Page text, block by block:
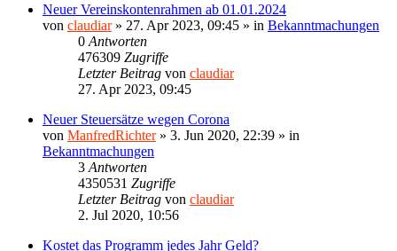
Neuer Vereinskontenrahmen ab 01.01.2024
von claudiar» 27. Apr 2023, 09:45 » in Bekanntmachungen
0 Antworten
476309 Zugriffe
Letzter Beitrag von claudiar
27. Apr 2023, 09:45
Neuer Steuersätze wegen Corona
von ManfredRichter» 3. Jun 2020, 22:39 » in
Bekanntmachungen
3 Antworten
4350531 Zugriffe
Letzter Beitrag von claudiar
2. Jul 2020, 10:56
Kostet das Programm jedes Jahr Geld?